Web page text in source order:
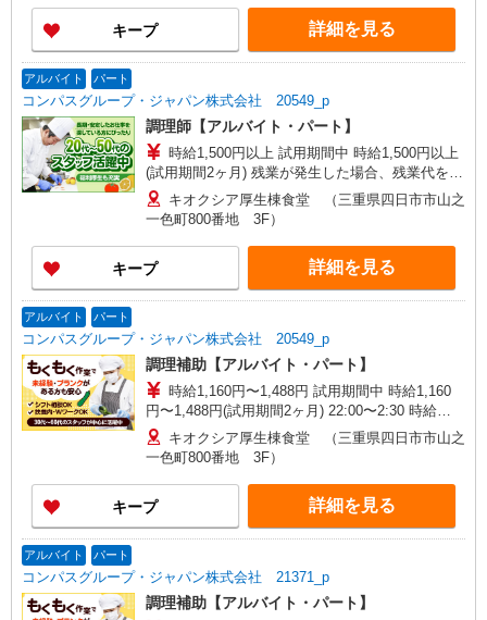
キープ 詳細を見る
アルバイト パート
コンパスグループ・ジャパン株式会社 20549_p
調理師【アルバイト・パート】
時給1,500円以上 試用期間中 時給1,500円以上
(試用期間2ヶ月) 残業が発生した場合、残業代を1
分単位で別途支給します。
キオクシア厚生棟食堂 （三重県四日市市山之
一色町800番地 3F）
キープ 詳細を見る
アルバイト パート
コンパスグループ・ジャパン株式会社 20549_p
調理補助【アルバイト・パート】
時給1,160円〜1,488円 試用期間中 時給1,160
円〜1,488円(試用期間2ヶ月) 22:00〜2:30 時給
1,450円以上 残業が発生した場合、残業代を1分単
位で別途支給します。
キオクシア厚生棟食堂 （三重県四日市市山之
一色町800番地 3F）
キープ 詳細を見る
アルバイト パート
コンパスグループ・ジャパン株式会社 21371_p
調理補助【アルバイト・パート】